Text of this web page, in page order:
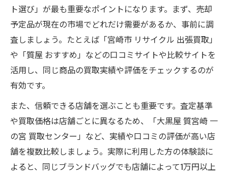
ト選び」が最も重要なポイントになります。まず、売却
予定品が現在の市場でどれだけ需要があるか、事前に調
査しましょう。たとえば「宮崎市 リサイクル 出張買取」
や「質屋 おすすめ」などの口コミサイトや比較サイトを
活用し、同じ商品の買取実績や評価をチェックするのが
有効です。
また、信頼できる店舗を選ぶことも重要です。査定基準
や買取価格は店舗ごとに異なるため、「大黒屋 質宮崎 一
の宮 買取センター」など、実績や口コミの評価が高い店
舗を複数比較しましょう。実際に利用した方の体験談に
よると、同じブランドバッグでも店舗によって1万円以上